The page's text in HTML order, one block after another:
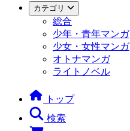
カテゴリ
総合
少年・青年マンガ
少女・女性マンガ
オトナマンガ
ライトノベル
トップ
検索